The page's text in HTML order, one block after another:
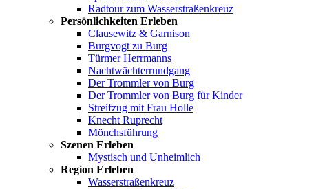
Radtour zum Wasserstraßenkreuz
Persönlichkeiten Erleben
Clausewitz & Garnison
Burgvogt zu Burg
Türmer Herrmanns
Nachtwächterrundgang
Der Trommler von Burg
Der Trommler von Burg für Kinder
Streifzug mit Frau Holle
Knecht Ruprecht
Mönchsführung
Szenen Erleben
Mystisch und Unheimlich
Region Erleben
Wasserstraßenkreuz